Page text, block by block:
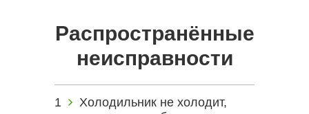
Распространённые
неисправности
Холодильник не холодит,